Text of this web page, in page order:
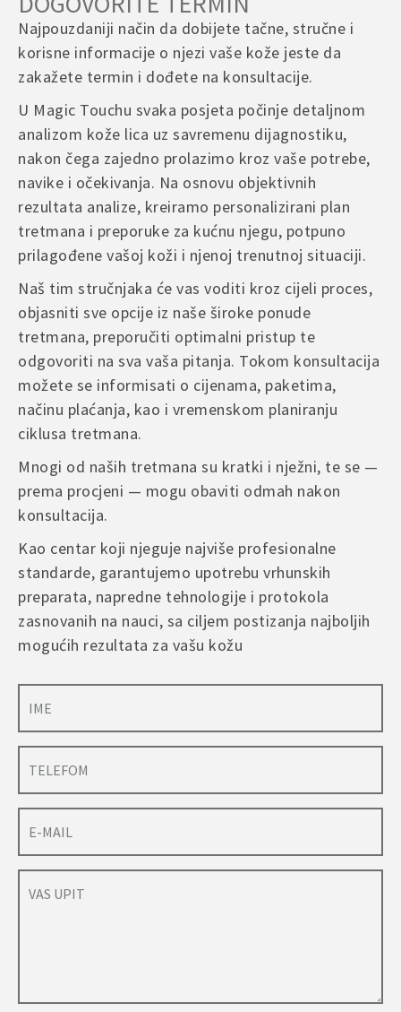
POVRATI I REKLAMACIJE
Ukoliko niste zadovoljni kupljenim proizvodom, imate pravo na
povrat u skladu sa važećim propisima.
pošiljke
– Proizvod mora biti nekorišten, neoštećen i u originalnom
pakovanju
– Troškove povrata snosi kupac, osim u slučaju greške prilikom
isporuke ili oštećenja proizvoda
U slučaju reklamacije ili dodatnih pitanja, molimo da nas kontaktirate
putem e-maila ili kontakt forme na web stranici, kako bismo što brže
00 387 60 3 07 08 09
Radno vrijeme korisničke podrške:
Ponedjeljak – subota | 09:00 – 17:00
Rado ćemo vam pomoći i odgovoriti na sva vaša pitanja u najkraćem
mogućem roku.
Your email address will not be published.Required fields
are marked *
Your rating*
Your review*
Name
Email*
Save my name, email, and website in this browser for
the next time I comment.
A
t
e
n
a
t
i
v
e
Najpouzdaniji način da dobijete tačne, stručne i
korisne informacije o njezi vaše kože jeste da
zakažete termin i dođete na konsultacije.
U Magic Touchu svaka posjeta počinje detaljnom
analizom kože lica uz savremenu dijagnostiku,
nakon čega zajedno prolazimo kroz vaše potrebe,
navike i očekivanja. Na osnovu objektivnih
rezultata analize, kreiramo personalizirani plan
tretmana i preporuke za kućnu njegu, potpuno
prilagođene vašoj koži i njenoj trenutnoj situaciji.
Naš tim stručnjaka će vas voditi kroz cijeli proces,
objasniti sve opcije iz naše široke ponude
tretmana, preporučiti optimalni pristup te
odgovoriti na sva vaša pitanja. Tokom konsultacija
možete se informisati o cijenama, paketima,
načinu plaćanja, kao i vremenskom planiranju
ciklusa tretmana.
Mnogi od naših tretmana su kratki i nježni, te se —
prema procjeni — mogu obaviti odmah nakon
konsultacija.
Kao centar koji njeguje najviše profesionalne
standarde, garantujemo upotrebu vrhunskih
preparata, napredne tehnologije i protokola
zasnovanih na nauci, sa ciljem postizanja najboljih
mogućih rezultata za vašu kožu